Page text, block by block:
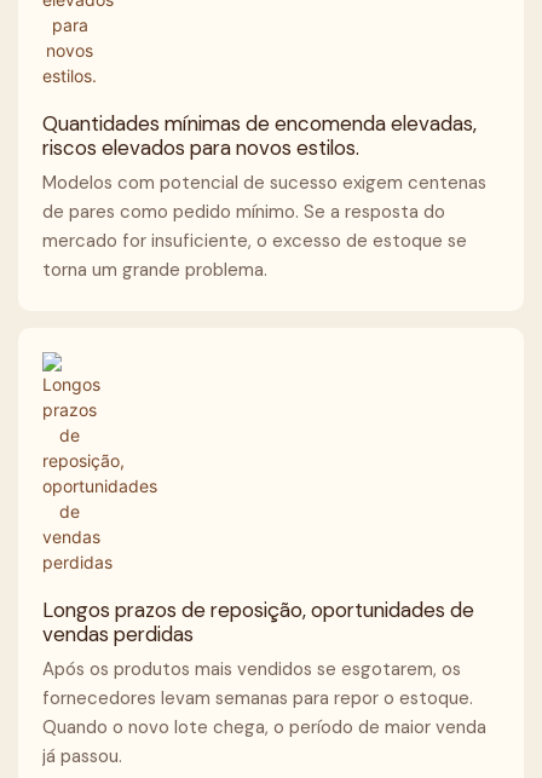
Quantidades mínimas de encomenda elevadas,
riscos elevados para novos estilos.
Modelos com potencial de sucesso exigem centenas
de pares como pedido mínimo. Se a resposta do
mercado for insuficiente, o excesso de estoque se
torna um grande problema.
Longos prazos de reposição, oportunidades de
vendas perdidas
Após os produtos mais vendidos se esgotarem, os
fornecedores levam semanas para repor o estoque.
Quando o novo lote chega, o período de maior venda
já passou.